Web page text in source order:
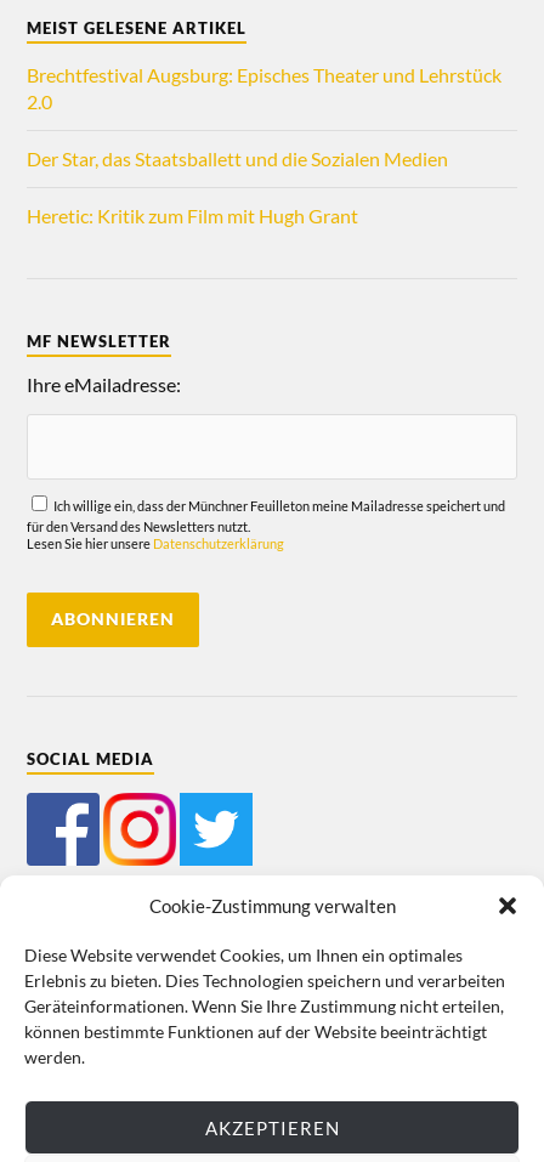
Cookie-Zustimmung verwalten
Diese Website verwendet Cookies, um Ihnen ein optimales
Erlebnis zu bieten. Dies Technologien speichern und verarbeiten
Geräteinformationen. Wenn Sie Ihre Zustimmung nicht erteilen,
können bestimmte Funktionen auf der Website beeinträchtigt
werden.
AKZEPTIEREN
MEIST GELESENE ARTIKEL
Brechtfestival Augsburg: Episches Theater und Lehrstück
2.0
Der Star, das Staatsballett und die Sozialen Medien
Heretic: Kritik zum Film mit Hugh Grant
MF NEWSLETTER
Ihre eMailadresse:
Ich willige ein, dass der Münchner Feuilleton meine Mailadresse speichert und
für den Versand des Newsletters nutzt.
Lesen Sie hier unsere Datenschutzerklärung
SOCIAL MEDIA
Mein Bestellkonto Kundeninformationen Datenschutz
Cookie-Richtlinie (EU) Impressum
VERTRAG WIDERRUFEN